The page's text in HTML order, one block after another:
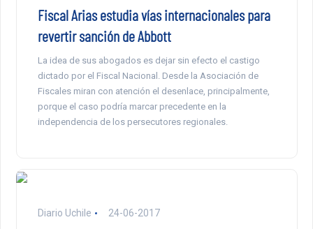
Fiscal Arias estudia vías internacionales para
revertir sanción de Abbott
La idea de sus abogados es dejar sin efecto el castigo
dictado por el Fiscal Nacional. Desde la Asociación de
Fiscales miran con atención el desenlace, principalmente,
porque el caso podría marcar precedente en la
independencia de los persecutores regionales.
Diario Uchile 24-06-2017